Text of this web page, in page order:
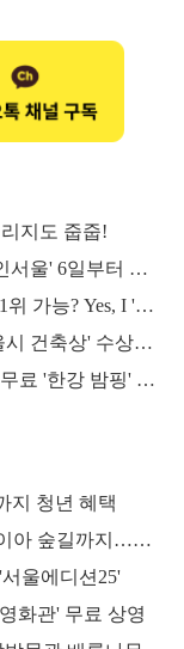
지도 줍줍!
부터 사전 예약
능? Yes, I 'CAN'
상' 수상작 공개!
강 밤핑' 예약은?
지 청년 혜택
서울둘레길 15코스
울에디션25'
화관' 무료 상영